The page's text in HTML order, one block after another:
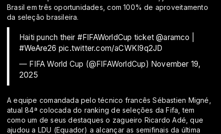
Brasil em três oportunidades, com 100% de aproveitamento
da seleção brasileira.
Haiti punch their #FIFAWorldCup ticket ️@aramco
#WeAre26 pic.twitter.com/aCWKI9q2JD
— FIFA World Cup (@FIFAWorldCup) November 19,
2025
A equipe comandada pelo técnico francês Sébastien Migné,
atual 84ª colocada do ranking de seleções da Fifa, tem
como um de seus destaques o zagueiro Ricardo Adé, que
ajudou a LDU (Equador) a alcançar as semifinais da última